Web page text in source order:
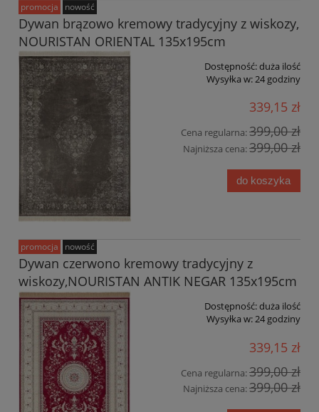
Dywan brązowo kremowy tradycyjny z wiskozy,
NOURISTAN ORIENTAL 135x195cm
Dostępność:duża ilość
Wysyłka w:24 godziny
339,15 zł
Cena regularna:399,00 zł
Najniższa cena:399,00 zł
do koszyka
promocja nowość
Dywan czerwono kremowy tradycyjny z
wiskozy,NOURISTAN ANTIK NEGAR 135x195cm
Dostępność:duża ilość
Wysyłka w:24 godziny
339,15 zł
Cena regularna:399,00 zł
Najniższa cena:399,00 zł
promocja nowość